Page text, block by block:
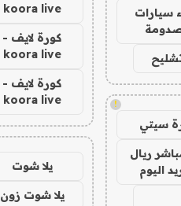
سيارات
!
سيتي
ريال
اليوم
koora live
كورة لايف -
koora live
كورة لايف -
koora live
يلا شوت
يلا شوت زون